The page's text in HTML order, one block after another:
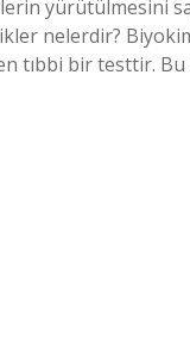
yürütülmesini
nelerdir?
tıbbi bir testtir.